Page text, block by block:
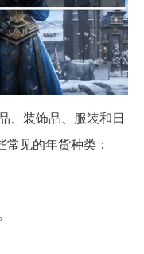
、装饰品、服装和日
见的年货种类：